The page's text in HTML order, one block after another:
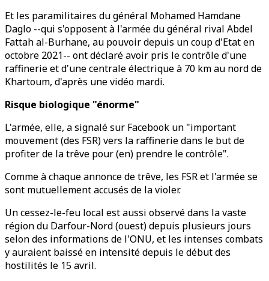
Et les paramilitaires du général Mohamed Hamdane
Daglo --qui s'opposent à l'armée du général rival Abdel
Fattah al-Burhane, au pouvoir depuis un coup d'Etat en
octobre 2021-- ont déclaré avoir pris le contrôle d'une
raffinerie et d'une centrale électrique à 70 km au nord de
Khartoum, d'après une vidéo mardi.
Risque biologique "énorme"
L'armée, elle, a signalé sur Facebook un "important
mouvement (des FSR) vers la raffinerie dans le but de
profiter de la trêve pour (en) prendre le contrôle".
Comme à chaque annonce de trêve, les FSR et l'armée se
sont mutuellement accusés de la violer.
Un cessez-le-feu local est aussi observé dans la vaste
région du Darfour-Nord (ouest) depuis plusieurs jours
selon des informations de l'ONU, et les intenses combats
y auraient baissé en intensité depuis le début des
hostilités le 15 avril.